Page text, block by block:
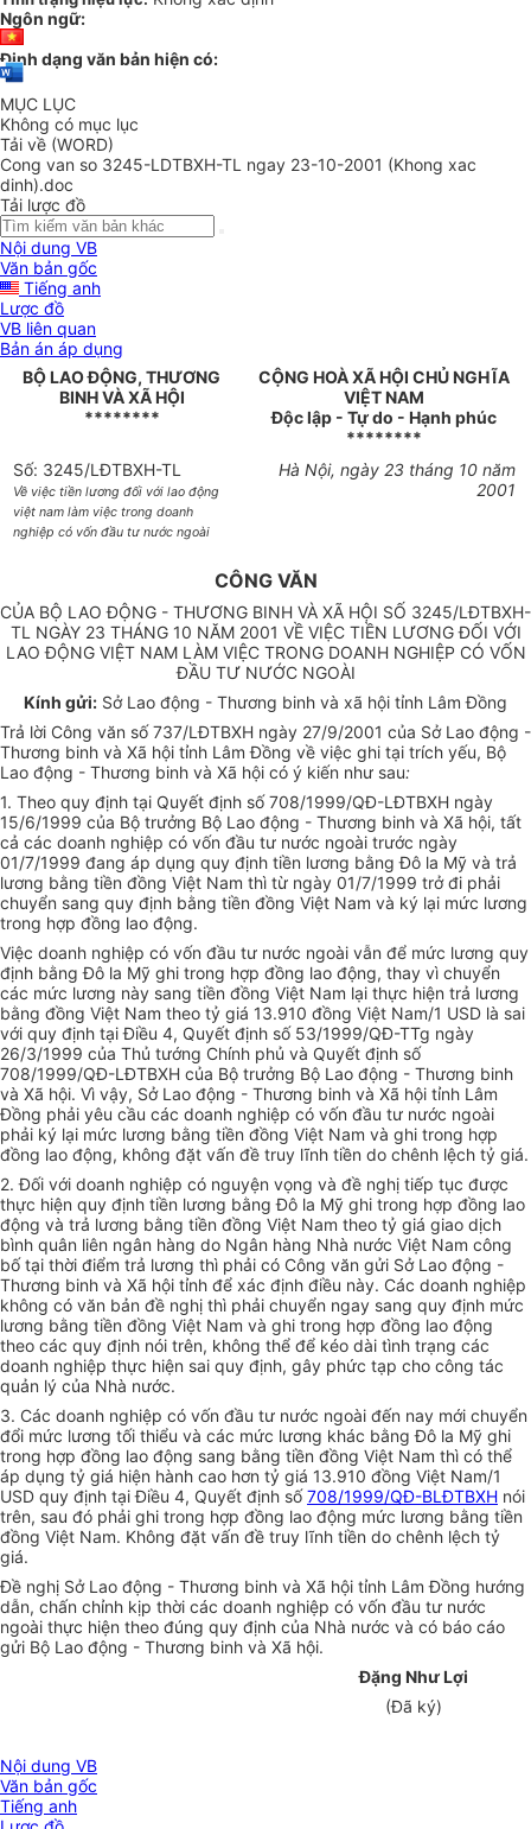
Ngôn ngữ:
Định dạng văn bản hiện có:
MỤC LỤC
Không có mục lục
Tải về (WORD)
Cong van so 3245-LDTBXH-TL ngay 23-10-2001 (Khong xac
dinh).doc
Tải lược đồ
Nội dung VB
Văn bản gốc
Tiếng anh
Lược đồ
VB liên quan
Bản án áp dụng
BỘ LAO ĐỘNG, THƯƠNG
BINH VÀ XÃ HỘI
********
CỘNG HOÀ XÃ HỘI CHỦ NGHĨA
VIỆT NAM
Độc lập - Tự do - Hạnh phúc
********
Số: 3245/LĐTBXH-TL
Về việc tiền lương đối với lao động
việt nam làm việc trong doanh
nghiệp có vốn đầu tư nước ngoài
Hà Nội, ngày 23 tháng 10 năm
2001
CÔNG VĂN
CỦA BỘ LAO ĐỘNG - THƯƠNG BINH VÀ XÃ HỘI SỐ 3245/LĐTBXH-
TL NGÀY 23 THÁNG 10 NĂM 2001 VỀ VIỆC TIỀN LƯƠNG ĐỐI VỚI
LAO ĐỘNG VIỆT NAM LÀM VIỆC TRONG DOANH NGHIỆP CÓ VỐN
ĐẦU TƯ NƯỚC NGOÀI
Kính gửi: Sở Lao động - Thương binh và xã hội tỉnh Lâm Đồng
Trả lời Công văn số 737/LĐTBXH ngày 27/9/2001 của Sở Lao động -
Thương binh và Xã hội tỉnh Lâm Đồng về việc ghi tại trích yếu, Bộ
Lao động - Thương binh và Xã hội có ý kiến như sau:
1. Theo quy định tại Quyết định số 708/1999/QĐ-LĐTBXH ngày
15/6/1999 của Bộ trưởng Bộ Lao động - Thương binh và Xã hội, tất
cả các doanh nghiệp có vốn đầu tư nước ngoài trước ngày
01/7/1999 đang áp dụng quy định tiền lương bằng Đô la Mỹ và trả
lương bằng tiền đồng Việt Nam thì từ ngày 01/7/1999 trở đi phải
chuyển sang quy định bằng tiền đồng Việt Nam và ký lại mức lương
trong hợp đồng lao động.
Việc doanh nghiệp có vốn đầu tư nước ngoài vẫn để mức lương quy
định bằng Đô la Mỹ ghi trong hợp đồng lao động, thay vì chuyển
các mức lương này sang tiền đồng Việt Nam lại thực hiện trả lương
bằng đồng Việt Nam theo tỷ giá 13.910 đồng Việt Nam/1 USD là sai
với quy định tại Điều 4, Quyết định số 53/1999/QĐ-TTg ngày
26/3/1999 của Thủ tướng Chính phủ và Quyết định số
708/1999/QĐ-LĐTBXH của Bộ trưởng Bộ Lao động - Thương binh
và Xã hội. Vì vậy, Sở Lao động - Thương binh và Xã hội tỉnh Lâm
Đồng phải yêu cầu các doanh nghiệp có vốn đầu tư nước ngoài
phải ký lại mức lương bằng tiền đồng Việt Nam và ghi trong hợp
đồng lao động, không đặt vấn đề truy lĩnh tiền do chênh lệch tỷ giá.
2. Đối với doanh nghiệp có nguyện vọng và đề nghị tiếp tục được
thực hiện quy định tiền lương bằng Đô la Mỹ ghi trong hợp đồng lao
động và trả lương bằng tiền đồng Việt Nam theo tỷ giá giao dịch
bình quân liên ngân hàng do Ngân hàng Nhà nước Việt Nam công
bố tại thời điểm trả lương thì phải có Công văn gửi Sở Lao động -
Thương binh và Xã hội tỉnh để xác định điều này. Các doanh nghiệp
không có văn bản đề nghị thì phải chuyển ngay sang quy định mức
lương bằng tiền đồng Việt Nam và ghi trong hợp đồng lao động
theo các quy định nói trên, không thể để kéo dài tình trạng các
doanh nghiệp thực hiện sai quy định, gây phức tạp cho công tác
quản lý của Nhà nước.
3. Các doanh nghiệp có vốn đầu tư nước ngoài đến nay mới chuyển
đổi mức lương tối thiểu và các mức lương khác bằng Đô la Mỹ ghi
trong hợp đồng lao động sang bằng tiền đồng Việt Nam thì có thể
áp dụng tỷ giá hiện hành cao hơn tỷ giá 13.910 đồng Việt Nam/1
USD quy định tại Điều 4, Quyết định số708/1999/QĐ-BLĐTBXH nói
trên, sau đó phải ghi trong hợp đồng lao động mức lương bằng tiền
đồng Việt Nam. Không đặt vấn đề truy lĩnh tiền do chênh lệch tỷ
giá.
Đề nghị Sở Lao động - Thương binh và Xã hội tỉnh Lâm Đồng hướng
dẫn, chấn chỉnh kịp thời các doanh nghiệp có vốn đầu tư nước
ngoài thực hiện theo đúng quy định của Nhà nước và có báo cáo
gửi Bộ Lao động - Thương binh và Xã hội.
Đặng Như Lợi
(Đã ký)
Nội dung VB
Văn bản gốc
Tiếng anh